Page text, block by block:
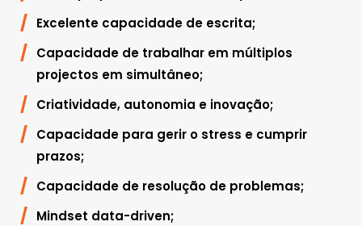
Excelente capacidade de escrita;
Capacidade de trabalhar em múltiplos
projectos em simultâneo;
Criatividade, autonomia e inovação;
Capacidade para gerir o stress e cumprir
prazos;
Capacidade de resolução de problemas;
Mindset data-driven;